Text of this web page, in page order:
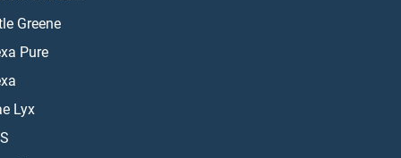
Greene
Pure
Lyx